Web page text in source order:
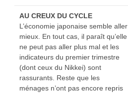
AU CREUX DU CYCLE
L’économie japonaise semble aller
mieux. En tout cas, il paraît qu’elle
ne peut pas aller plus mal et les
indicateurs du premier trimestre
(dont ceux du Nikkei) sont
rassurants. Reste que les
ménages n’ont pas encore repris